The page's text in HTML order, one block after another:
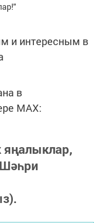
и интересным в
в
MАХ: